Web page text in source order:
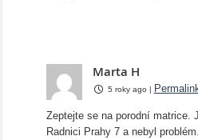
Marta H
5 roky ago |
Zeptejte se na porodní matrice.
Radnici Prahy 7 a nebyl